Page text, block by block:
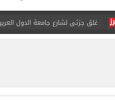
عمرو دياب يدخل موسوعة جينيس بعد
إغلاق طريق مصر أسوان الزراعى
الاستعلامات تفند ادعاءات ذا صن